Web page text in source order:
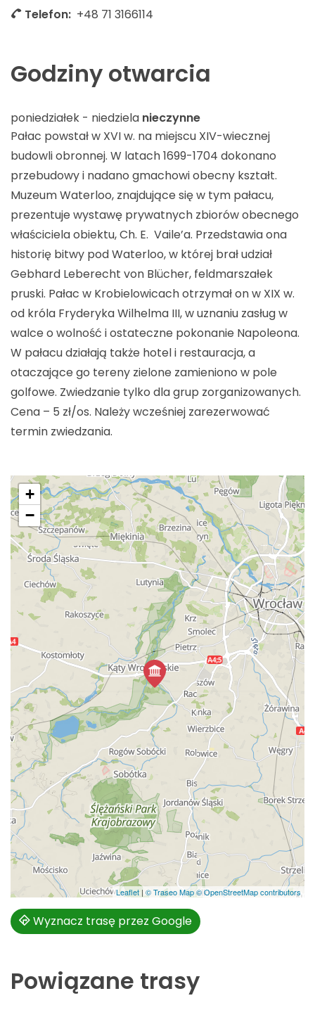
Telefon: +48 71 3166114
Godziny otwarcia
poniedziałek - niedziela nieczynne
Pałac powstał w XVI w. na miejscu XIV-wiecznej
budowli obronnej. W latach 1699-1704 dokonano
przebudowy i nadano gmachowi obecny kształt.
Muzeum Waterloo, znajdujące się w tym pałacu,
prezentuje wystawę prywatnych zbiorów obecnego
właściciela obiektu, Ch. E. Vaile’a. Przedstawia ona
historię bitwy pod Waterloo, w której brał udział
Gebhard Leberecht von Blücher, feldmarszałek
pruski. Pałac w Krobielowicach otrzymał on w XIX w.
od króla Fryderyka Wilhelma III, w uznaniu zasług w
walce o wolność i ostateczne pokonanie Napoleona.
W pałacu działają także hotel i restauracja, a
otaczające go tereny zielone zamieniono w pole
golfowe. Zwiedzanie tylko dla grup zorganizowanych.
Cena – 5 zł/os. Należy wcześniej zarezerwować
termin zwiedzania.
+
−
Leaflet | © Traseo Map© OpenStreetMap contributors
Wyznacz trasę przez Google
Powiązane trasy